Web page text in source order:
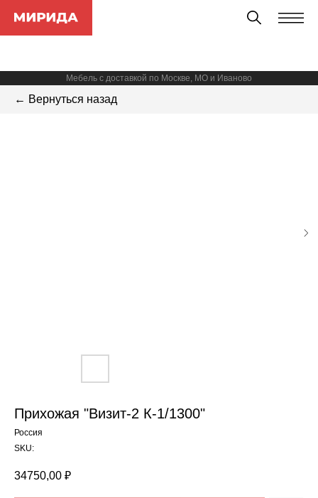
Мебель с доставкой по Москве, МО и Иваново
← Вернуться назад
Прихожая "Визит-2 К-1/1300"
Россия
SKU:
34750,00 ₽